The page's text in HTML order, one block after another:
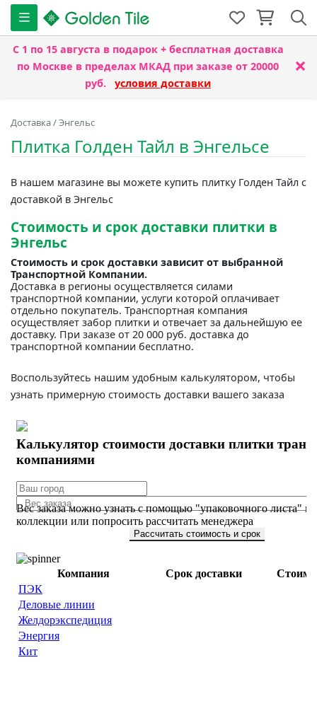
С 1 по 15 августа в подарок + бесплатная доставка
по Москве в пределах МКАД при заказе от 20000
руб. условия доставки
×
Доставка/Энгельс
Плитка Голден Тайл в Энгельсе
В нашем магазине вы можете купить плитку Голден Тайл с
доставкой в Энгельс
Стоимость и срок доставки плитки в
Энгельс
Стоимость и срок доставки зависит от выбранной
Транспортной Компании.
Доставка в регионы осуществляется силами
транспортной компании, услуги которой оплачивает
отдельно покупатель. Транспортная компания
осуществляет забор плитки и отвечает за дальнейшую ее
доставку. При заказе от 20 000 руб. доставка до
транспортной компании бесплатно.
Воспользуйтесь нашим удобным калькулятором, чтобы
узнать примерную стоимость доставки вашего заказа